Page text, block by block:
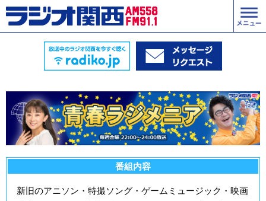
番組内容
新旧のアニソン・特撮ソング・ゲームミュージック・映画